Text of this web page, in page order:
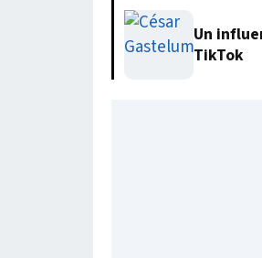
Un
TikTok